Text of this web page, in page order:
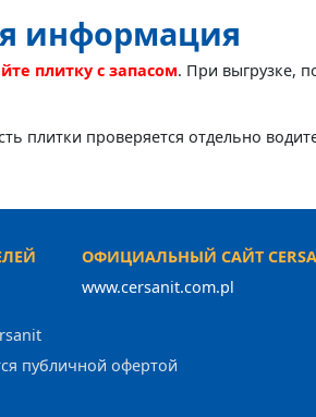
информация
плитку с запасом. При выгрузке,
плитки проверяется отдельно
ОФИЦИАЛЬНЫЙ САЙТ
www.cersanit.com.pl
публичной офертой